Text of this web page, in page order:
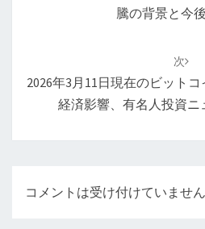
ョ
騰の背景と今
次
2026年3月11日現在のビット
経済影響、有名人投資ニ
コメントは受け付けていません